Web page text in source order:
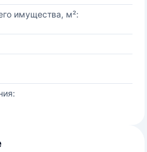
имущества, м²: